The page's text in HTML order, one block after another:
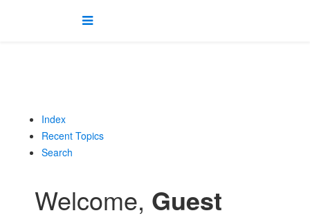
Index
Recent Topics
Search
Welcome, Guest